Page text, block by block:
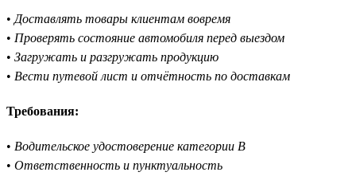
• Доставлять товары клиентам вовремя
• Проверять состояние автомобиля перед выездом
• Загружать и разгружать продукцию
• Вести путевой лист и отчётность по доставкам
Требования:
• Водительское удостоверение категории B
• Ответственность и пунктуальность